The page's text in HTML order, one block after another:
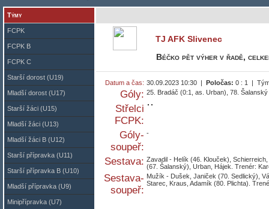
Týmy
FCPK
FCPK B
FCPK C
Starší dorost (U19)
Mladší dorost (U17)
Starší žáci (U15)
Mladší žáci (U13)
Mladší žáci B (U12)
Starší přípravka (U11)
Starší přípravka B (U10)
Mladší přípravka (U9)
Minipřípravka (U7)
TJ AFK Slivenec
Béčko pět výher v řadě,
Datum a čas: 30.09.2023 10:30 | Poločas: 0 : 1 |
Góly: 25. Bradáč (0:1, as. Urban), 78.
Střelci
FCPK:
Góly-
soupeř:
-
Sestava: Zavadil - Helík (46. Klouček),
(67. Šalanský), Urban, Hájek. Trenér:
Sestava-
soupeř:
Mužík - Dušek, Janiček (70. Sedlický),
Starec, Kraus, Adamík (80. Plichta).